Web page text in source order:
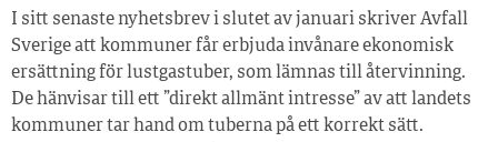
I sitt senaste nyhetsbrev i slutet av januari skriver Avfall
Sverige att kommuner får erbjuda invånare ekonomisk
ersättning för lustgastuber, som lämnas till återvinning.
De hänvisar till ett ”direkt allmänt intresse” av att landets
kommuner tar hand om tuberna på ett korrekt sätt.